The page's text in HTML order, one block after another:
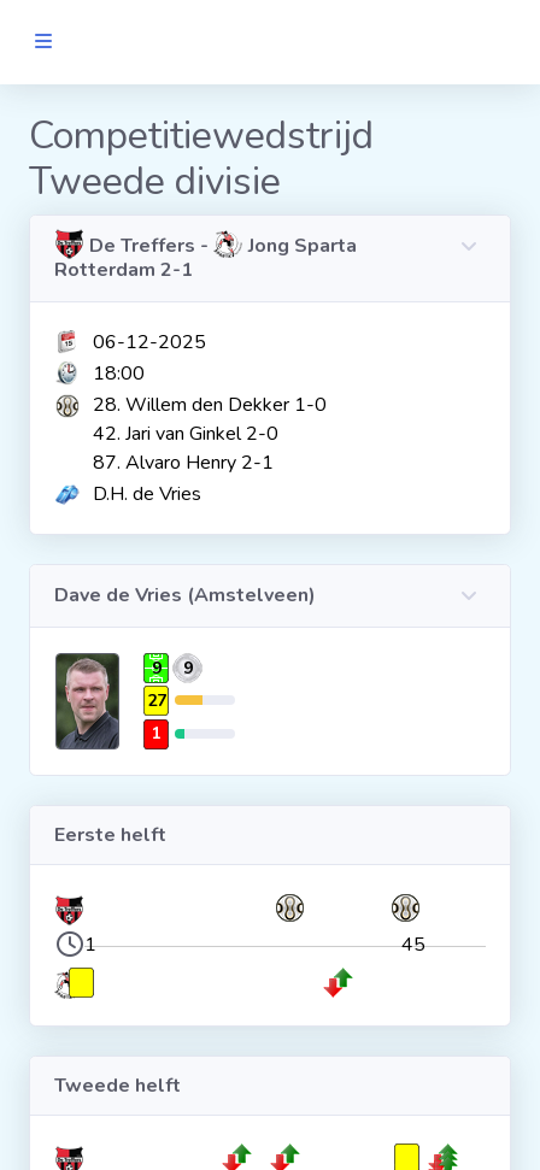
Clubs
Wedstrijden
Voetbalpiramide
VROUWEN
Wedstrijden
Statistieken
Competitiewedstrijd
Tweede divisie
De Treffers -
Jong Sparta
Rotterdam 2-1
06-12-2025
18:00
28. Willem den Dekker 1-0
42. Jari van Ginkel 2-0
87. Alvaro Henry 2-1
D.H. de Vries
Dave de Vries (Amstelveen)
9
9
27
1
Eerste helft
1 45
Tweede helft